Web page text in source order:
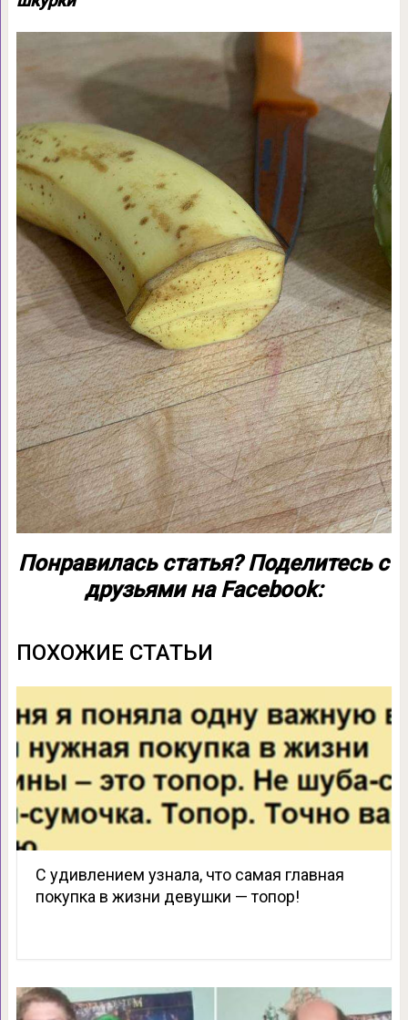
Понравилась статья? Поделитесь с
друзьями на Facebook:
ПОХОЖИЕ СТАТЬИ
С удивлением узнала, что самая главная
покупка в жизни девушки — топор!